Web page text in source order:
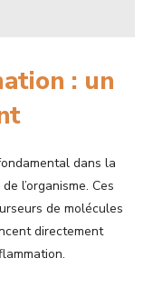
: un
dans la
l’organisme. Ces
de molécules
directement